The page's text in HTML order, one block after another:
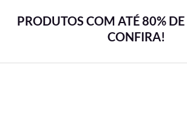
PRODUTOS COM ATÉ 80%
CONFIRA!